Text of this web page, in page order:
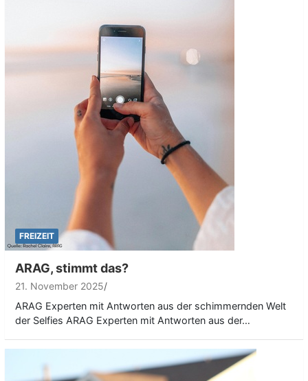
FREIZEIT
ARAG, stimmt das?
21. November 2025
ARAG Experten mit Antworten aus der schimmernden Welt
der Selfies ARAG Experten mit Antworten aus der…